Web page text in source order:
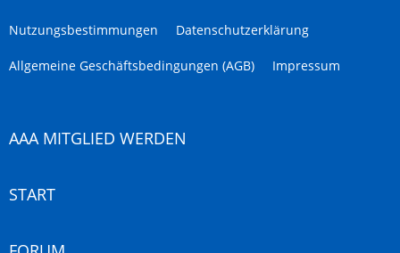
Nutzungsbestimmungen Datenschutzerklärung
Allgemeine Geschäftsbedingungen (AGB) Impressum
AAA MITGLIED WERDEN
START